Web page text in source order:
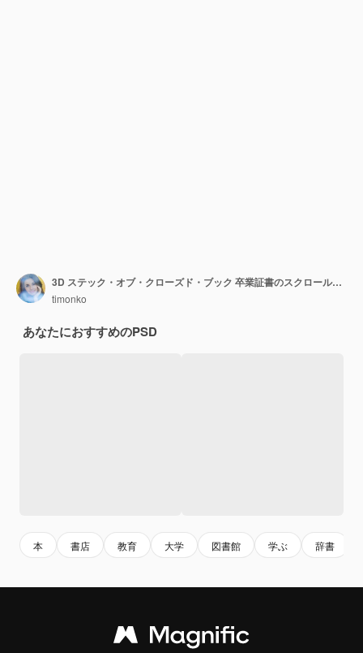
3D ステック・オブ・クローズド・ブック 卒業証書のスクロールと大学やカレッジのブラックキャップ卒業生アイコン
timonko
あなたにおすすめのPSD
本 書店 教育 大学 図書館 学ぶ 辞書